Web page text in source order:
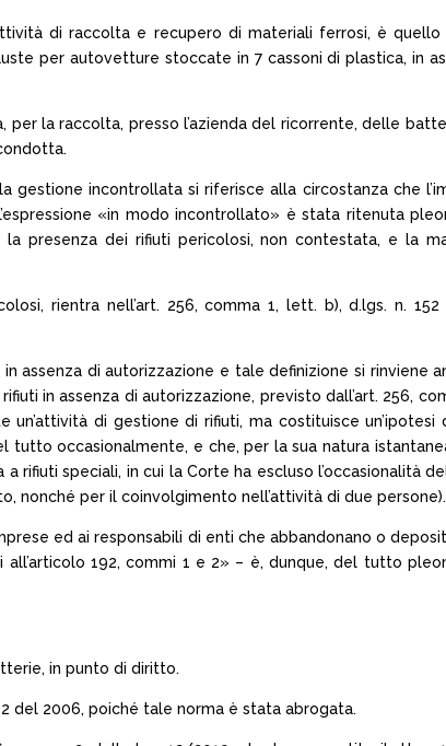
di raccolta e recupero di materiali ferrosi, è
per autovetture stoccate in 7 cassoni di plastica, in
la raccolta, presso l’azienda del ricorrente, delle
gestione incontrollata si riferisce alla circostanza che
«in modo incontrollato» è stata ritenuta
presenza dei rifiuti pericolosi, non contestata, e la
rientra nell’art. 256, comma 1, lett. b), d.lgs. n.
assenza di autorizzazione e tale definizione si rinviene
in assenza di autorizzazione, previsto dall’art. 256,
di gestione di rifiuti, ma costituisce
occasionalmente, e che, per la sua natura
speciali, in cui la Corte ha escluso l’occasionalità
nonché per il coinvolgimento nell’attività di due persone).
ed ai responsabili di enti che abbandonano o
192, commi 1 e 2» – è, dunque, del tutto
in punto di diritto.
del 2006, poiché tale norma è stata abrogata.